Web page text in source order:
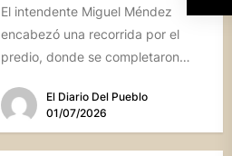
El intendente Miguel Méndez
encabezó una recorrida por el
predio, donde se completaron
una revalorización...
El Diario Del Pueblo
01/07/2026